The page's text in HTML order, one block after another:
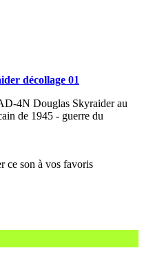
décollage 01
4N Douglas Skyraider au
de 1945 - guerre du